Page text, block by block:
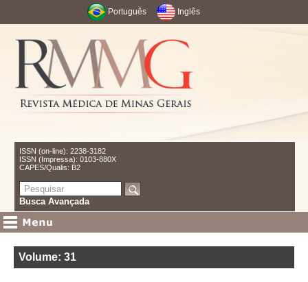
Português Inglês
ISSN (on-line): 2238-3182
ISSN (Impressa): 0103-880X
CAPES/Qualis: B2
Busca Avançada
Volume: 31